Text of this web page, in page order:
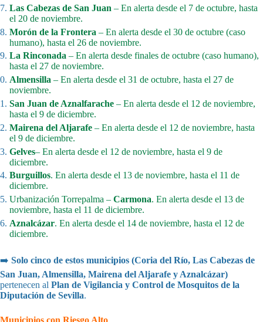
Las Cabezas de San Juan – En alerta desde el 7 de octubre, hasta
el 20 de noviembre.
Morón de la Frontera – En alerta desde el 30 de octubre (caso
humano), hasta el 26 de noviembre.
La Rinconada – En alerta desde finales de octubre (caso humano),
hasta el 27 de noviembre.
Almensilla – En alerta desde el 31 de octubre, hasta el 27 de
noviembre.
San Juan de Aznalfarache – En alerta desde el 12 de noviembre,
hasta el 9 de diciembre.
Mairena del Aljarafe – En alerta desde el 12 de noviembre, hasta
el 9 de diciembre.
Gelves– En alerta desde el 12 de noviembre, hasta el 9 de
diciembre.
Burguillos. En alerta desde el 13 de noviembre, hasta el 11 de
diciembre.
Urbanización Torrepalma – Carmona. En alerta desde el 13 de
noviembre, hasta el 11 de diciembre.
Aznalcázar. En alerta desde el 14 de noviembre, hasta el 12 de
diciembre.
➡️ Solo cinco de estos municipios (Coria del Río, Las Cabezas de
San Juan, Almensilla, Mairena del Aljarafe y Aznalcázar)
pertenecen al Plan de Vigilancia y Control de Mosquitos de la
Diputación de Sevilla.
Municipios con Riesgo Alto